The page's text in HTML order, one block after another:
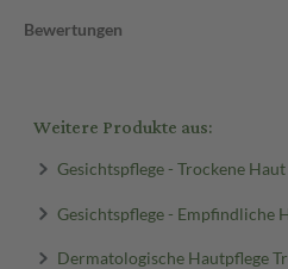
Bewertungen
Weitere Produkte aus:
Gesichtspflege - Trockene Haut
Gesichtspflege - Empfindliche
Dermatologische Hautpflege